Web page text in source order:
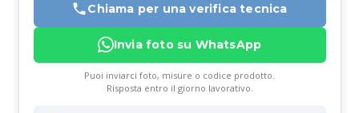
Chiama per una verifica tecnica
Invia foto su WhatsApp
Puoi inviarci foto, misure o codice prodotto.
Risposta entro il giorno lavorativo.